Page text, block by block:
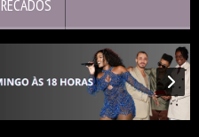
RECADOS